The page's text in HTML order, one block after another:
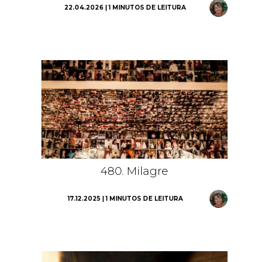
22.04.2026 | 1 MINUTOS DE LEITURA
480. Milagre
17.12.2025 | 1 MINUTOS DE LEITURA